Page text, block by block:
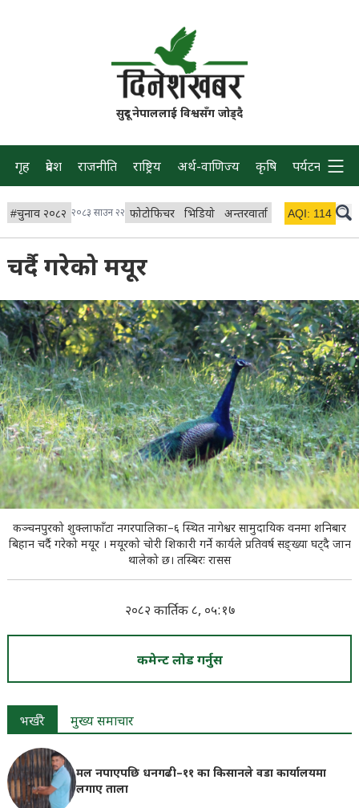
सुदूर नेपाललाई विश्वसँग जोड्दै
गृह प्रदेश राजनीति राष्ट्रिय अर्थ-वाणिज्य कृषि पर्यटन प्रवास
#चुनाव २०८२ २०८३ साउन २२ फोटोफिचर भिडियो अन्तरवार्ता विचार/ब्लग
AQI: 114
चर्दै गरेको मयूर
कञ्चनपुरको शुक्लाफाँटा नगरपालिका–६ स्थित नागेश्वर सामुदायिक वनमा शनिबार
बिहान चर्दै गरेको मयूर । मयूरको चोरी शिकारी गर्ने कार्यले प्रतिवर्ष सङ्ख्या घट्दै जान
थालेको छ। तस्बिरः रासस
२०८२ कार्तिक ८, ०५:१७
कमेन्ट लोड गर्नुस
भर्खरै मुख्य समाचार
मल नपाएपछि धनगढी–११ का किसानले वडा कार्यालयमा
लगाए ताला